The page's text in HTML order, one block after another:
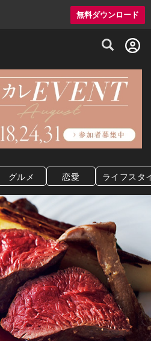
無料ダウンロード
メ情報・プレミアムレストラン予約
グルメ 恋愛 ライフスタ